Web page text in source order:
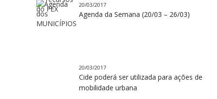
20/03/2017
Agenda da Semana (20/03 – 26/03)
20/03/2017
Cide poderá ser utilizada para ações de
mobilidade urbana